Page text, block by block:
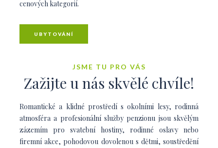
cenových kategorií.
UBYTOVÁNÍ
JSME TU PRO VÁS
Zažijte u nás skvělé chvíle!
Romantické a klidné prostředí s okolními lesy, rodinná
atmosféra a profesionální služby penzionu jsou skvělým
zázemím pro svatební hostiny, rodinné oslavy nebo
firemní akce, pohodovou dovolenou s dětmi, soustředění